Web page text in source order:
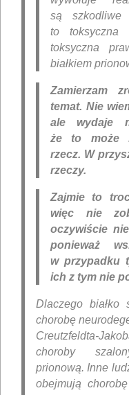
są szkodliwe
to toksyczna
toksyczna
białkiem
Zamierzam
temat. Nie
ale wydaje
że to może
rzecz. W
rzeczy.
Zajmie to
więc nie
oczywiście
ponieważ
w przypadku
ich z tym nie
Dlaczego białko
chorobę
Creutzfeldta-
choroby
prionową. Inne
obejmują